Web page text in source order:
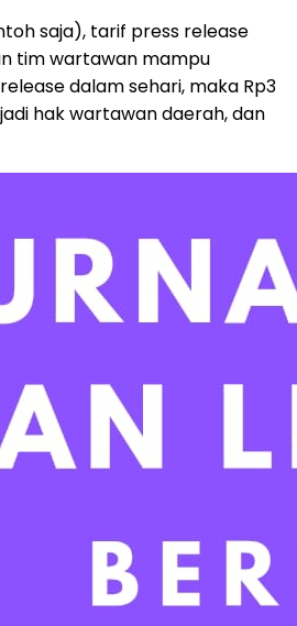
saja), tarif press release
tim wartawan mampu
dalam sehari, maka Rp3
hak wartawan daerah, dan